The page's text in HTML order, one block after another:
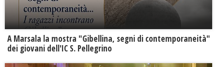
A Marsala la mostra "Gibellina, segni di contemporaneità"
dei giovani dell'IC S. Pellegrino